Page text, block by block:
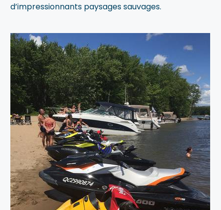
d’impressionnants paysages sauvages.